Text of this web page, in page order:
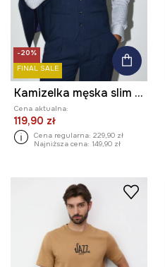
-20%
FINAL SALE
Kamizelka męska slim w kratę
Cena aktualna:
119,90 zł
Cena regularna: 229,90 zł
Najniższa cena: 149,90 zł